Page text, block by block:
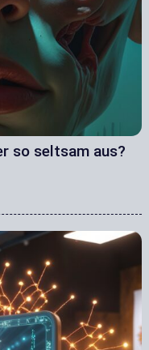
so seltsam aus?